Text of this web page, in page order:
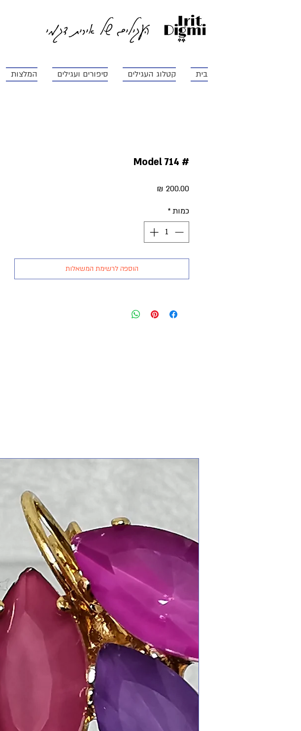
העגילים של אירית דגמי
בית קטלוג העגילים סיפורים ועגילים המלצות
# Model 714
כמות*
הוספה לרשימת המשאלות